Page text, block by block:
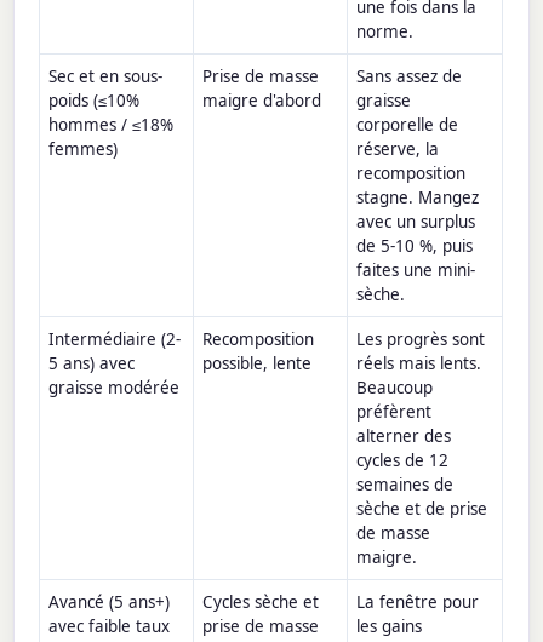
une fois dans la
norme.
Sec et en sous-
poids (≤10%
hommes / ≤18%
femmes)
Prise de masse
maigre d'abord
Sans assez de
graisse
corporelle de
réserve, la
recomposition
stagne. Mangez
avec un surplus
de 5-10 %, puis
faites une mini-
sèche.
Intermédiaire (2-
5 ans) avec
graisse modérée
Recomposition
possible, lente
Les progrès sont
réels mais lents.
Beaucoup
préfèrent
alterner des
cycles de 12
semaines de
sèche et de prise
de masse
maigre.
Avancé (5 ans+)
avec faible taux
Cycles sèche et
prise de masse
La fenêtre pour
les gains